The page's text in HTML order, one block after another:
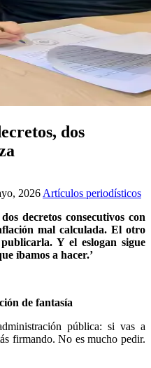
dos
2026 Artículos periodísticos
decretos consecutivos con
mal calculada. El otro
Y el eslogan sigue
íbamos a hacer.’
de fantasía
pública: si vas a
firmando. No es mucho pedir.